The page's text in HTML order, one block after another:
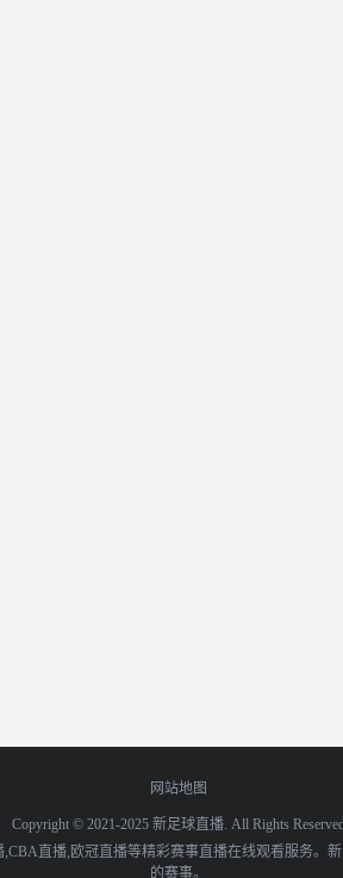
网站地图
Copyright © 2021-2025 新足球直播. All Rights
直播,欧冠直播等精彩赛事直播在线观看服务。
的赛事。